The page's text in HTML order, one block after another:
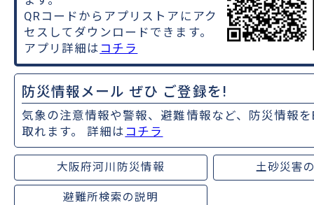
QRコードからアプリストアにアク
セスしてダウンロードできます。
アプリ詳細は コチラ
防災情報メール ぜひ ご登録を!
気象の注意情報や警報、避難情報など、防災情報
取れます。 詳細は コチラ
大阪府河川防災情報 土砂災害
避難所検索の説明